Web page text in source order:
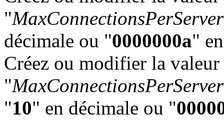
"MaxConnectionsPerServer
décimale ou "0000000a"
Créez ou modifier la
"
"10" en décimale ou "